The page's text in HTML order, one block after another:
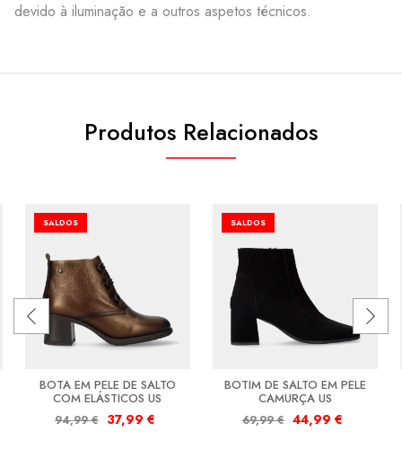
devido à iluminação e a outros aspetos técnicos.
Produtos Relacionados
SALDOS
BOTA EM PELE DE SALTO
COM ELÁSTICOS US
94,99€ 37,99 €
SALDOS
BOTIM DE SALTO EM PELE
CAMURÇA US
69,99€ 44,99 €